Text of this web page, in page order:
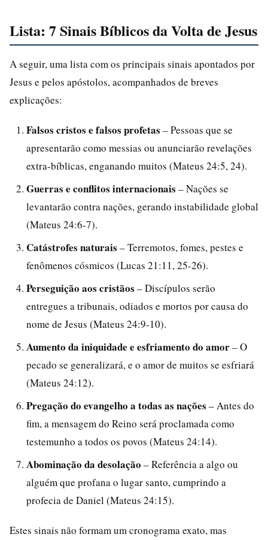
Lista: 7 Sinais Bíblicos da Volta de Jesus
A seguir, uma lista com os principais sinais apontados por
Jesus e pelos apóstolos, acompanhados de breves
explicações:
Falsos cristos e falsos profetas – Pessoas que se
apresentarão como messias ou anunciarão revelações
extra-bíblicas, enganando muitos (Mateus 24:5, 24).
Guerras e conflitos internacionais – Nações se
levantarão contra nações, gerando instabilidade global
(Mateus 24:6-7).
Catástrofes naturais – Terremotos, fomes, pestes e
fenômenos cósmicos (Lucas 21:11, 25-26).
Perseguição aos cristãos – Discípulos serão
entregues a tribunais, odiados e mortos por causa do
nome de Jesus (Mateus 24:9-10).
Aumento da iniquidade e esfriamento do amor– O
pecado se generalizará, e o amor de muitos se esfriará
(Mateus 24:12).
Pregação do evangelho a todas as nações – Antes do
fim, a mensagem do Reino será proclamada como
testemunho a todos os povos (Mateus 24:14).
Abominação da desolação – Referência a algo ou
alguém que profana o lugar santo, cumprindo a
profecia de Daniel (Mateus 24:15).
Estes sinais não formam um cronograma exato, mas